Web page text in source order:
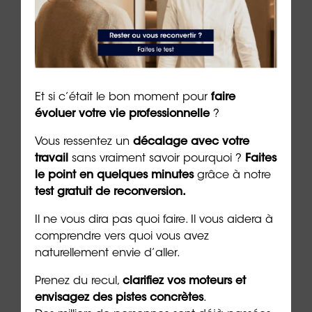
À lire sur le même thème
Pardonner une trahison : est-ce
seulement possible ?
Et si c’était le bon moment pour faire
évoluer votre vie professionnelle?
Vous ressentez un décalage avec votre
travail sans vraiment savoir pourquoi ? Faites
le point en quelques minutesgrâce à notre
test gratuit de reconversion.
Il ne vous dira pas quoi faire. Il vous aidera à
comprendre vers quoi vous avez
naturellement envie d’aller.
Prenez du recul, clarifiez vos moteurs et
envisagez des pistes concrètes.